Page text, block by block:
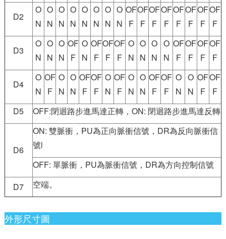
D2
O
N
O
N
O
N
O
N
O
N
O
N
O
N
O
N
OF
F
OF
F
OF
F
OF
F
OF
F
OF
F
OF
F
OF
F
D3
O
N
O
N
O
N
OF
F
O
N
OF
F
OF
F
OF
F
O
N
O
N
O
N
O
N
OF
F
OF
F
OF
F
OF
F
D4
O
N
OF
F
O
N
O
N
OF
F
OF
F
O
N
OF
F
O
N
O
N
OF
F
OF
F
O
N
O
N
OF
F
OF
F
D5
OFF:閉迴路步進馬達正轉，ON: 閉迴路步進馬達反轉
D6
ON: 雙脈衝，PU為正向脈衝信號，DR為反向脈衝信
號l
OFF: 單脈衝，PU為脈衝信號，DR為方向控制信號
D7
空端。
外形尺寸圖